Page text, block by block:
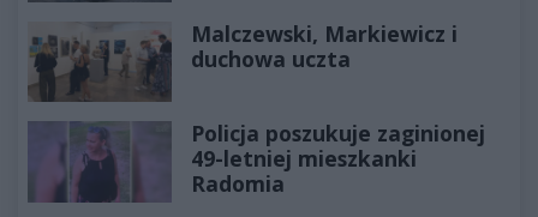
Malczewski, Markiewicz i
duchowa uczta
Policja poszukuje zaginionej
49-letniej mieszkanki
Radomia